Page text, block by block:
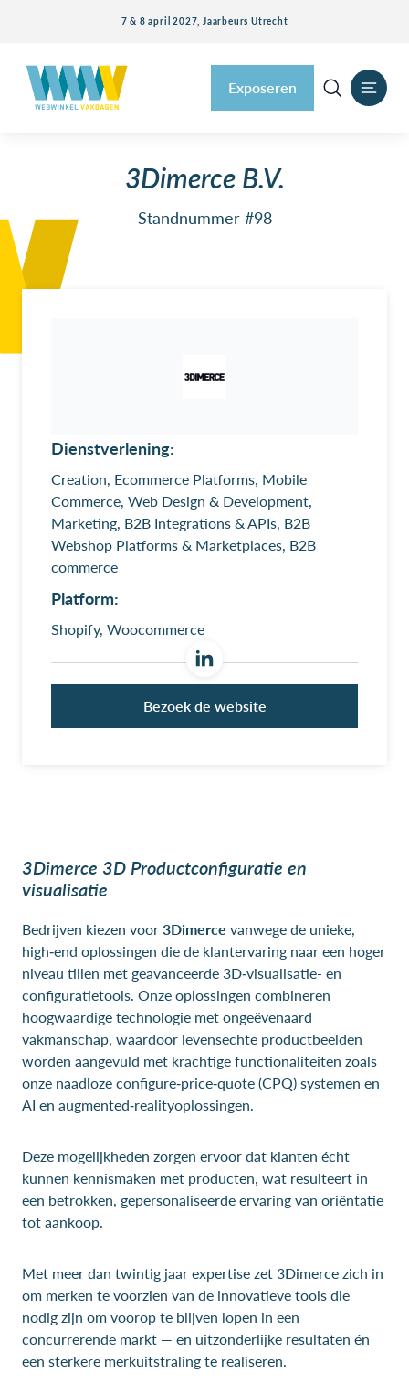
7 & 8 april 2027, Jaarbeurs Utrecht
Exposeren
3Dimerce B.V.
Standnummer #98
Dienstverlening:
Creation, Ecommerce Platforms, Mobile
Commerce, Web Design & Development,
Marketing, B2B Integrations & APIs, B2B
Webshop Platforms & Marketplaces, B2B
commerce
Platform:
Shopify, Woocommerce
Bezoek de website
3Dimerce 3D Productconfiguratie en
visualisatie
Bedrijven kiezen voor3Dimerce vanwege de unieke,
high‑end oplossingen die de klantervaring naar een hoger
niveau tillen met geavanceerde 3D‑visualisatie- en
configuratietools. Onze oplossingen combineren
hoogwaardige technologie met ongeëvenaard
vakmanschap, waardoor levensechte productbeelden
worden aangevuld met krachtige functionaliteiten zoals
onze naadloze configure‑price‑quote (CPQ) systemen en
AI en augmented‑realityoplossingen.
Deze mogelijkheden zorgen ervoor dat klanten écht
kunnen kennismaken met producten, wat resulteert in
een betrokken, gepersonaliseerde ervaring van oriëntatie
tot aankoop.
Met meer dan twintig jaar expertise zet 3Dimerce zich in
om merken te voorzien van de innovatieve tools die
nodig zijn om voorop te blijven lopen in een
concurrerende markt — en uitzonderlijke resultaten én
een sterkere merkuitstraling te realiseren.